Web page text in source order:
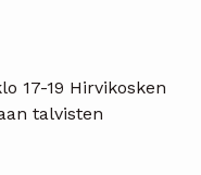
17-19 Hirvikosken
talvisten